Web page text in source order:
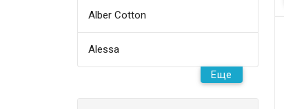
Alber Cotton
Alessa
Еще